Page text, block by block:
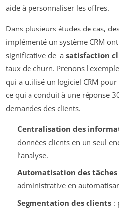
aide à personnaliser les offres.
Dans plusieurs études de cas,
implémenté un système CRM
significative de la satisfaction
taux de churn. Prenons
qui a utilisé un logiciel CRM
ce qui a conduit à une réponse
demandes des clients.
Centralisation des
données clients en un seul
l’analyse.
Automatisation des tâches
administrative en
Segmentation des clients: